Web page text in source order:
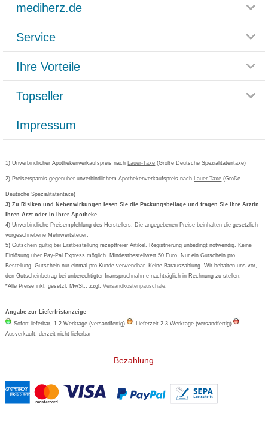
mediherz.de
Glossar
Häufig gestellte Fragen
Datenschutz
AGB
Cookie-Einstellungen
Vertrag widerrufen
Service
Rücksendemöglichkeit
Paketlieferstatus
Versandkosten
Bestellschein ausfüllen
Newsletteranmeldung
Ihre Vorteile
Rezeptlieferung
Bonusprogramm
Gutschein und Rabatte
Kundenbewertung
Topseller
Grippostad
Bepanthen
Formoline
Wick
Eucerin
Basica
Impressum
1) Unverbindlicher Apothekenverkaufspreis nach Lauer-Taxe (Große Deutsche Spezialitätentaxe)
2) Preisersparnis gegenüber unverbindlichem Apothekenverkaufspreis nach Lauer-Taxe (Große
Deutsche Spezialitätentaxe)
3) Zu Risiken und Nebenwirkungen lesen Sie die Packungsbeilage und fragen Sie Ihre Ärztin,
Ihren Arzt oder in Ihrer Apotheke.
4) Unverbindliche Preisempfehlung des Herstellers. Die angegebenen Preise beinhalten die gesetzlich
vorgeschriebene Mehrwertsteuer.
5) Gutschein gültig bei Erstbestellung rezeptfreier Artikel. Registrierung unbedingt notwendig. Keine
Einlösung über Pay-Pal Express möglich. Mindestbestellwert 50 Euro. Nur ein Gutschein pro
Bestellung. Gutschein nur einmal pro Kunde verwendbar. Keine Barauszahlung. Wir behalten uns vor,
den Gutscheinbetrag bei unberechtigter Inanspruchnahme nachträglich in Rechnung zu stellen.
*Alle Preise inkl. gesetzl. MwSt., zzgl.Versandkostenpauschale
Angabe zur Lieferfristanzeige
Sofort lieferbar, 1-2 Werktage (versandfertig)
Lieferzeit 2-3 Werktage (versandfertig)
Ausverkauft, derzeit nicht lieferbar
Bezahlung